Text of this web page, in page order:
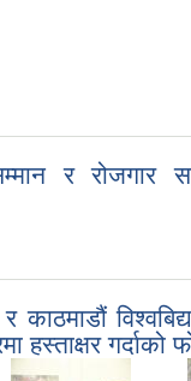
र रोजगार
काठमाडौं
हस्ताक्षर गर्दाको